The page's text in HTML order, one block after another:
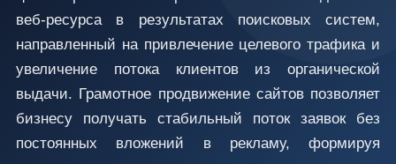
веб-ресурса в результатах поисковых систем,
направленный на привлечение целевого трафика и
увеличение потока клиентов из органической
выдачи. Грамотное продвижение сайтов позволяет
бизнесу получать стабильный поток заявок без
постоянных вложений в рекламу, формируя